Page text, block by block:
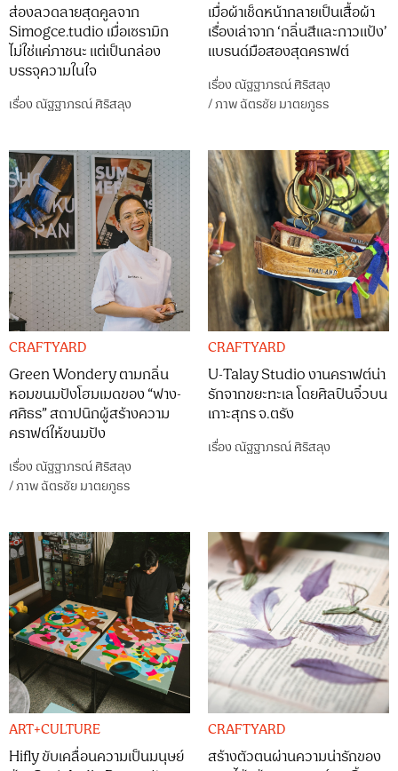
ส่องลวดลายสุดคูลจาก
Simogce.tudio เมื่อเซรามิก
ไม่ใช่แค่ภาชนะ แต่เป็นกล่อง
บรรจุความในใจ
เรื่องณัฐฐาภรณ์ ศิริสลุง
เมื่อผ้าเช็ดหน้ากลายเป็นเสื้อผ้า
เรื่องเล่าจาก ‘กลิ่นสีและกาวแป้ง’
แบรนด์มือสองสุดคราฟต์
เรื่องณัฐฐาภรณ์ ศิริสลุง
/ภาพฉัตรชัย มาตยภูธร
CRAFTYARD
Green Wondery ตามกลิ่น
หอมขนมปังโฮมเมดของ “ฟาง-
ศศิธร” สถาปนิกผู้สร้างความ
คราฟต์ให้ขนมปัง
เรื่องณัฐฐาภรณ์ ศิริสลุง
/ภาพฉัตรชัย มาตยภูธร
CRAFTYARD
U-Talay Studio งานคราฟต์น่า
รักจากขยะทะเล โดยศิลปินจิ๋วบน
เกาะสุกร จ.ตรัง
เรื่องณัฐฐาภรณ์ ศิริสลุง
ART+CULTURE
Hifly ขับเคลื่อนความเป็นมนุษย์
CRAFTYARD
สร้างตัวตนผ่านความน่ารักของ